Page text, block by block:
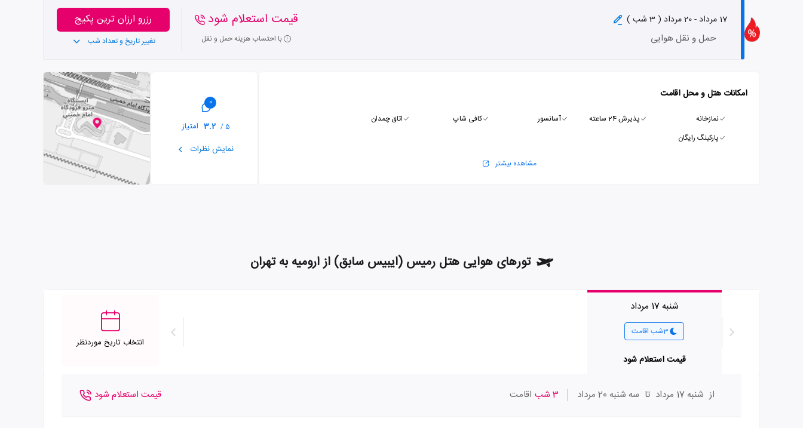
17 مرداد - 20 مرداد ( 3 شب )
حمل و نقل هوایی
قیمت استعلام شود
با احتساب هزینه حمل و نقل
رزرو ارزان ترین پکیج
تغییر تاریخ و تعداد شب
امکانات هتل و محل اقامت
نمازخانه پذیرش 24 ساعته آسانسور کافی شاپ
اتاق چمدان
پارکینگ رایگان
مشاهده بیشتر
0
5 /
3.2 امتیاز
نمایش نظرات
تورهای هوایی هتل رمیس (ایبیس سابق) از ارومیه به تهران
شنبه 17 مرداد
3شب اقامت
قیمت استعلام شود
انتخاب تاریخ موردنظر
از شنبه 17 مرداد تا سه شنبه 20 مرداد 3 شب اقامت قیمت استعلام شود